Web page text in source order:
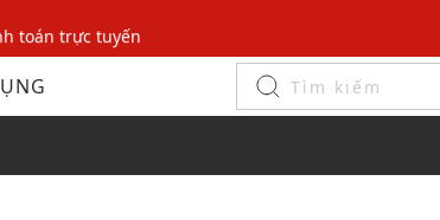
toán trực tuyến
thành viên mới!
toán trực tuyến